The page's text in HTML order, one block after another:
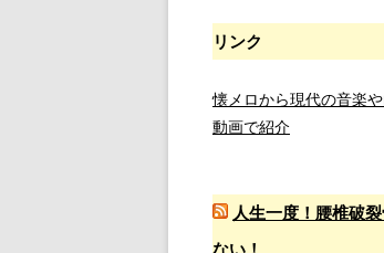
リンク
懐メロから現代の音楽
動画で紹介
人生一度！腰椎破
ない！